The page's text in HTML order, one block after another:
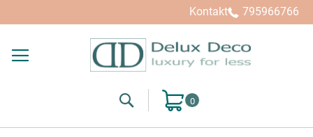
Kontakt 795966766
SearchMój koszyk